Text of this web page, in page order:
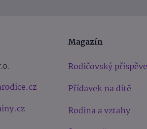
Magazín
Rodičovský
Přídavek na dítě
Rodina a vztahy